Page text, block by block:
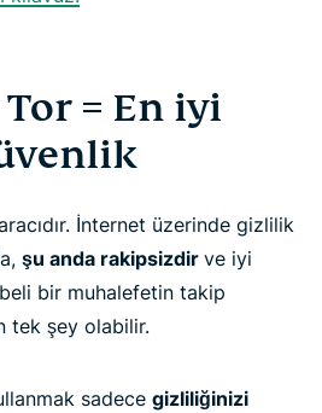
Tor = En iyi
İnternet üzerinde gizlilik
şu anda rakipsizdir ve iyi
bir muhalefetin takip
tek şey olabilir.
sadece gizliliğinizi